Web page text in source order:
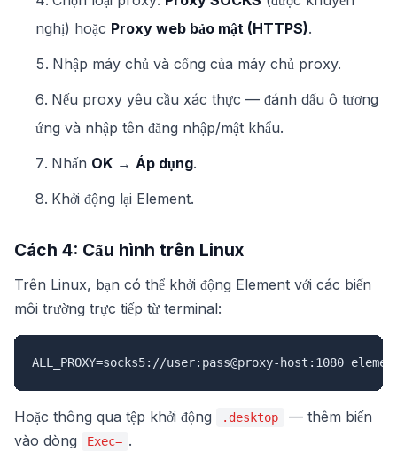
nghị) hoặc Proxy web bảo mật (HTTPS).
Nhập máy chủ và cổng của máy chủ proxy.
Nếu proxy yêu cầu xác thực — đánh dấu ô tương
ứng và nhập tên đăng nhập/mật khẩu.
Nhấn OK → Áp dụng.
Khởi động lại Element.
Cách 4: Cấu hình trên Linux
Trên Linux, bạn có thể khởi động Element với các biến
môi trường trực tiếp từ terminal:
ALL_PROXY=socks5://user:pass@proxy-host:1080
Hoặc thông qua tệp khởi động .desktop
— thêm biến
vào dòng
Exec= .